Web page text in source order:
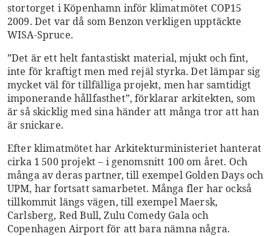
stortorget i Köpenhamn inför klimatmötet COP15
2009. Det var då som Benzon verkligen upptäckte
WISA-Spruce.
”Det är ett helt fantastiskt material, mjukt och fint,
inte för kraftigt men med rejäl styrka. Det lämpar sig
mycket väl för tillfälliga projekt, men har samtidigt
imponerande hållfasthet”, förklarar arkitekten, som
är så skicklig med sina händer att många tror att han
är snickare.
Efter klimatmötet har Arkitekturministeriet hanterat
cirka 1 500 projekt – i genomsnitt 100 om året. Och
många av deras partner, till exempel Golden Days och
UPM, har fortsatt samarbetet. Många fler har också
tillkommit längs vägen, till exempel Maersk,
Carlsberg, Red Bull, Zulu Comedy Gala och
Copenhagen Airport för att bara nämna några.